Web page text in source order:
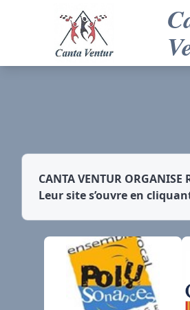
CANTA VENTUR ORGANISE
Leur site s’ouvre en